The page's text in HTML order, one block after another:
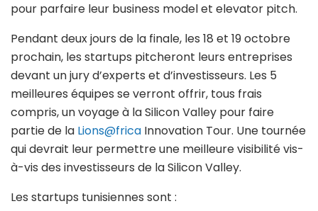
pour parfaire leur business model et elevator pitch.
Pendant deux jours de la finale, les 18 et 19 octobre
prochain, les startups pitcheront leurs entreprises
devant un jury d’experts et d’investisseurs. Les 5
meilleures équipes se verront offrir, tous frais
compris, un voyage à la Silicon Valley pour faire
partie de la Lions@frica Innovation Tour. Une tournée
qui devrait leur permettre une meilleure visibilité vis-
à-vis des investisseurs de la Silicon Valley.
Les startups tunisiennes sont :